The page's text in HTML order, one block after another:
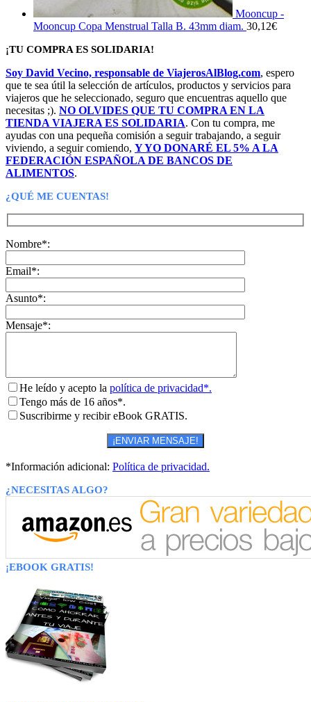
Mooncup -
Mooncup Copa Menstrual Talla B. 43mm diam. 30,12€
¡TU COMPRA ES SOLIDARIA!
Soy David Vecino, responsable de ViajerosAlBlog.com, espero
que te sea útil la selección de artículos, productos y servicios para
viajeros que he seleccionado, seguro que encuentras aquello que
necesitas ;). NO OLVIDES QUE TU COMPRA EN LA
TIENDA VIAJERA ES SOLIDARIA. Con tu compra, me
ayudas con una pequeña comisión a seguir trabajando, a seguir
viviendo, a seguir comiendo, Y YO DONARÉ EL 5% A LA
FEDERACIÓN ESPAÑOLA DE BANCOS DE
ALIMENTOS.
¿QUÉ ME CUENTAS!
Nombre*:
Email*:
Asunto*:
Mensaje*:
He leído y acepto la política de privacidad*.
Tengo más de 16 años*.
Suscribirme y recibir eBook GRATIS.
*Información adicional: Política de privacidad.
¿NECESITAS ALGO?
¡EBOOK GRATIS!